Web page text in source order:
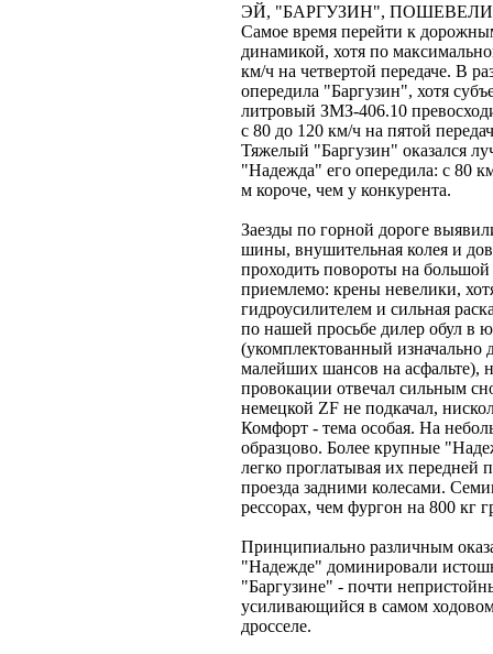
ЭЙ, "БАРГУЗИН",
Самое время перейти к
динамикой, хотя по
км/ч на четвертой передаче. В
опередила "Баргузин", хотя
литровый ЗМЗ-406.10
с 80 до 120 км/ч на пятой
Тяжелый "Баргузин" оказался
"Надежда" его опередила: с 80
м короче, чем у конкурента.
Заезды по горной дороге
шины, внушительная колея и
проходить повороты на
приемлемо: крены невелики,
гидроусилителем и сильная
по нашей просьбе дилер обул в
(укомплектованный
малейших шансов на асфальте),
провокации отвечал сильным
немецкой ZF не подкачал,
Комфорт - тема особая. На
образцово. Более крупные
легко проглатывая их передней
проезда задними колесами.
рессорах, чем фургон на 800 кг
Принципиально различным
"Надежде" доминировали
"Баргузине" - почти
усиливающийся в самом
дросселе.